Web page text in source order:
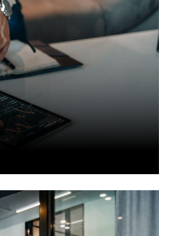
sind in der Lage, genaue
und im Nachgang für Sie